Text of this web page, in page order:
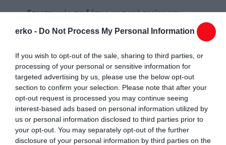
erko - Do Not Process My Personal Information
If you wish to opt-out of the sale, sharing to third parties, or
processing of your personal or sensitive information for
targeted advertising by us, please use the below opt-out
section to confirm your selection. Please note that after your
opt-out request is processed you may continue seeing
interest-based ads based on personal information utilized by
us or personal information disclosed to third parties prior to
your opt-out. You may separately opt-out of the further
disclosure of your personal information by third parties on the
Στρατηγικές συνδέσεις φυσικού αερίου και
προώθηση της προσβασιμότητας μέσω κρίσιμων
Μαρώνειας – Κρωβύλης – Μέστης).
Υποστήριξη σε κοινωνικές πολιτικές όπως νέα
στεγαστικά προγράμματα, δομές φροντίδας
ηλικιωμένων και παιδιών, και παρεμβάσεις στον
τομέα της υγείας και πρόνοιας.
Σημαντικές παρεμβάσεις στον πρωτογενή τομέα, με